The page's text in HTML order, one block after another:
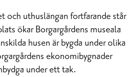
och uthuslängan fortfarande står
ökar Borgargårdens museala
husen är bygda under olika
ekonomibygnader
under ett tak.